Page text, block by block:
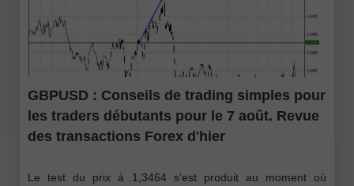
GBPUSD : Conseils de trading simples pour
les traders débutants pour le 7 août. Revue
des transactions Forex d'hier
Le test du prix à 1,3464 s’est produit au moment où